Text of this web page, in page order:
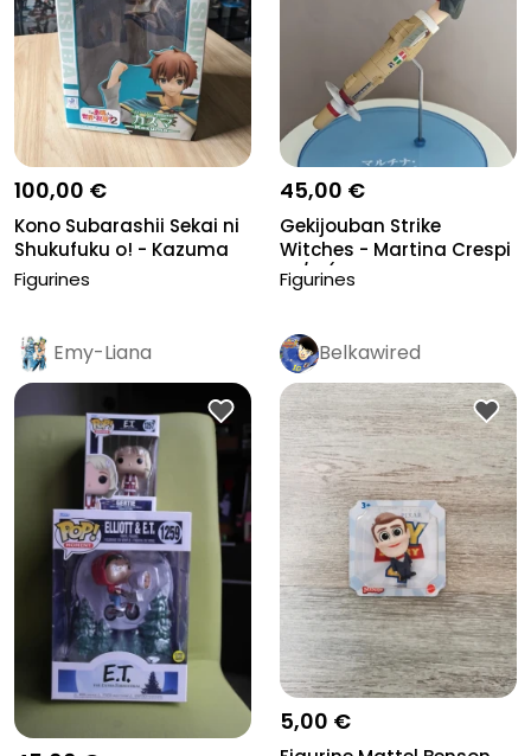
100,00 €
Kono Subarashii Sekai ni
Shukufuku o! - Kazuma
Sat...
Figurines
45,00 €
Gekijouban Strike
Witches - Martina Crespi
- 1/8 (...
Figurines
Emy-Liana Belkawired
5,00 €